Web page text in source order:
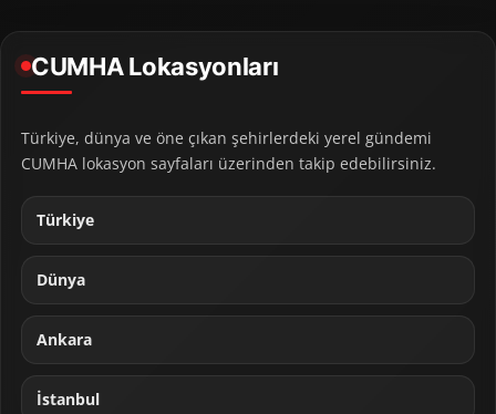
CUMHA Lokasyonları
Türkiye, dünya ve öne çıkan şehirlerdeki yerel gündemi
CUMHA lokasyon sayfaları üzerinden takip edebilirsiniz.
Türkiye
Dünya
Ankara
İstanbul